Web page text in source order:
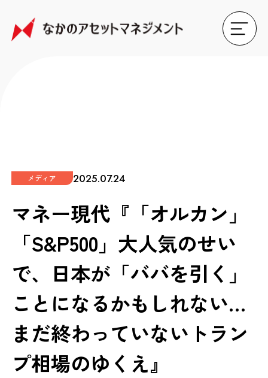
メディア 2025.07.24
マネー現代『「オルカン」
「S&P500」大人気のせい
で、日本が「ババを引く」
ことになるかもしれない…
まだ終わっていないトラン
プ相場のゆくえ』